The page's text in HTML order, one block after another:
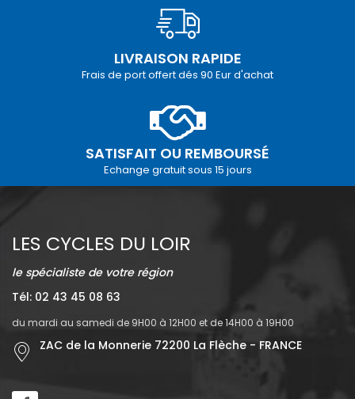
LIVRAISON RAPIDE
Frais de port offert dés 90 Eur d'achat
SATISFAIT OU REMBOURSÉ
Echange gratuit sous 15 jours
LES CYCLES DU LOIR
le spécialiste de votre région
Tél: 02 43 45 08 63
du mardi au samedi de 9H00 à 12H00 et de 14H00 à 19H00
ZAC de la Monnerie 72200 La Flèche - FRANCE